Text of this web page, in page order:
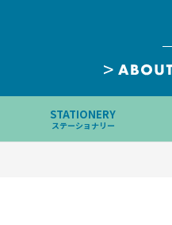
>
STATIONERY
ステーショナリー